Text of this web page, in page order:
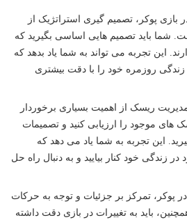
بازی پوکر، تصمیم گیری استراتژیک از
شما باید تصمیم هایی اساسی بگیرید که
این تجربه می تواند به شما یاد بدهد که
روزمره خود را با دقت بیشتری
ریسک از اهمیت بسیاری برخوردار
های موجود را ارزیابی کنید و تصمیمات
این تجربه به شما یاد می دهد که
زندگی خود کنار بیایید و به دنبال راه حل
پوکر، تمرکز بر جزئیات و توجه به حرکات
باید به تغییرات در بازی دقت داشته